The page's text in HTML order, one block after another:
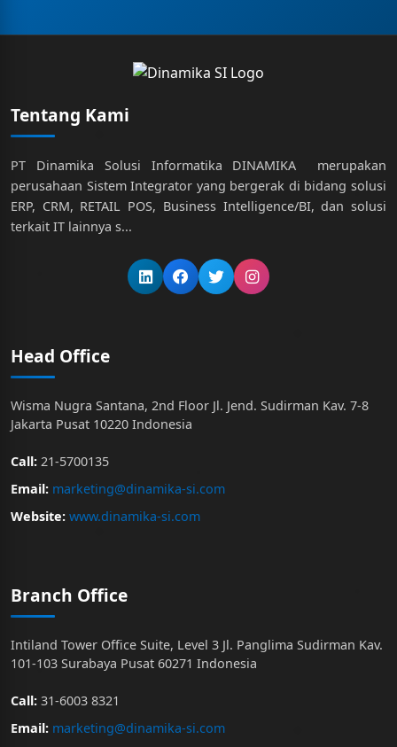
Tentang Kami
PT Dinamika Solusi Informatika DINAMIKA merupakan
perusahaan Sistem Integrator yang bergerak di bidang solusi
ERP, CRM, RETAIL POS, Business Intelligence/BI, dan solusi
terkait IT lainnya s...
Head Office
Wisma Nugra Santana, 2nd Floor Jl. Jend. Sudirman Kav. 7-8
Jakarta Pusat 10220 Indonesia
Call: 21-5700135
Email: marketing@dinamika-si.com
Website: www.dinamika-si.com
Branch Office
Intiland Tower Office Suite, Level 3 Jl. Panglima Sudirman Kav.
101-103 Surabaya Pusat 60271 Indonesia
Call: 31-6003 8321
Email: marketing@dinamika-si.com